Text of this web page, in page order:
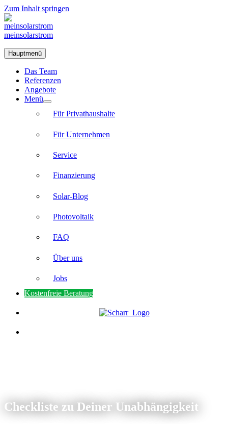
Zum Inhalt springen
meinsolarstrom
Hauptmenü
Das Team
Referenzen
Angebote
Menü
Für Privathaushalte
Für Unternehmen
Service
Finanzierung
Solar-Blog
Photovoltaik
FAQ
Über uns
Jobs
Kostenfreie Beratung
Checkliste zu Deiner Unabhängigkeit